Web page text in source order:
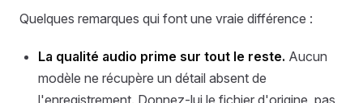
Quelques remarques qui font une vraie différence :
La qualité audio prime sur tout le reste. Aucun
modèle ne récupère un détail absent de